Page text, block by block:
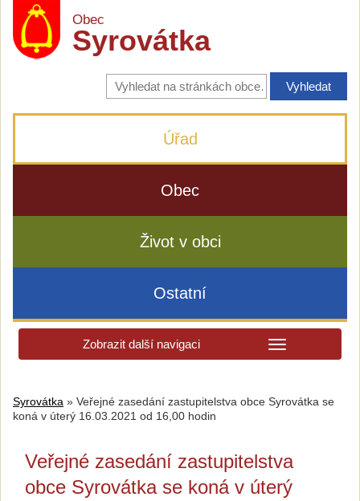
Obec
Syrovátka
Vyhledávání
na
stránkách
Úřad
Obec
Život v obci
Ostatní
Zobrazit další navigaci
Syrovátka » Veřejné zasedání zastupitelstva obce Syrovátka se
koná v úterý 16.03.2021 od 16,00 hodin
Veřejné zasedání zastupitelstva
obce Syrovátka se koná v úterý